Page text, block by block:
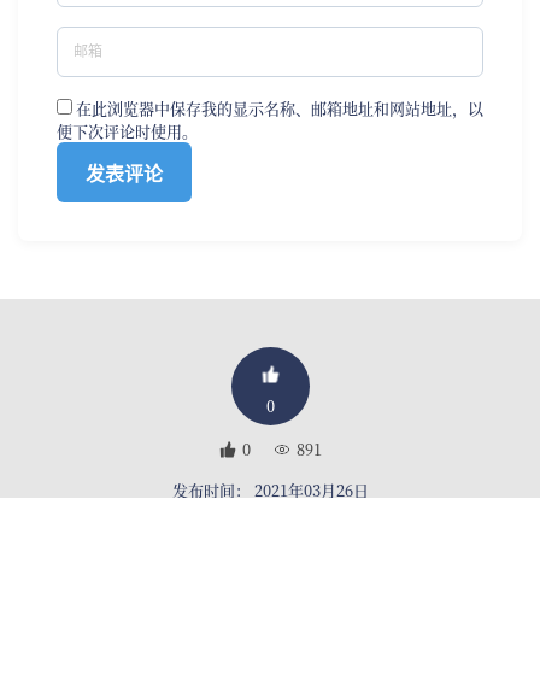
在此浏览器中保存我的显示名称、邮箱地址和网站地址，以
便下次评论时使用。
0
0
891
发布时间： 2021年03月26日